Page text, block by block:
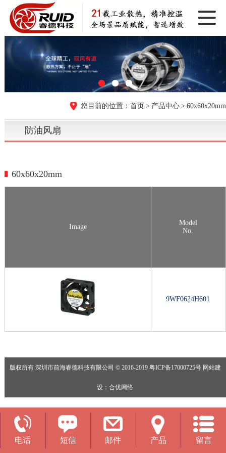
首页 产品中心 60x60x20mm
防油风扇
60x60x20mm
Image
Model
No.
9WF0624H601
版权所有 深圳市前海睿德科技有限公司 © 2016-2019 粤ICP备17000725号 网站建
设 ：合优网络
电话 短信 邮件 产品 留言